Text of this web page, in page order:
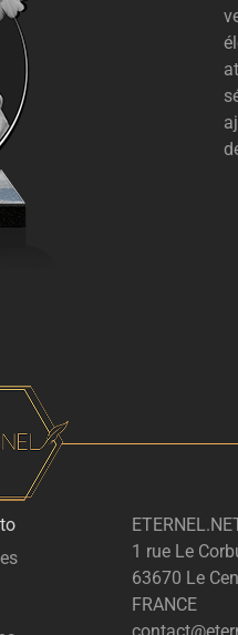
1 rue Le
63670 Le
FRANCE